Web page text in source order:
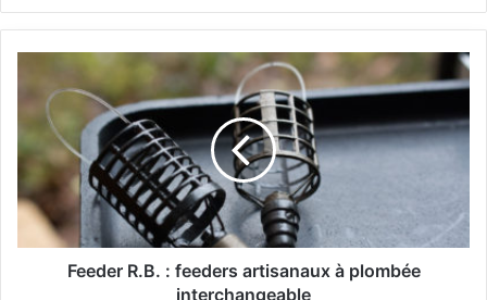
te
bo
ok
e
R
B
Feeder R.B. : feeders artisanaux à plombée
interchangeable